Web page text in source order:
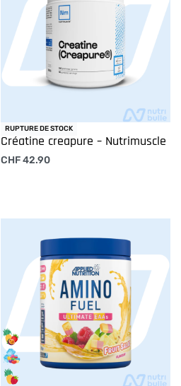
RUPTURE DE STOCK
Créatine creapure – Nutrimuscle
CHF42.90